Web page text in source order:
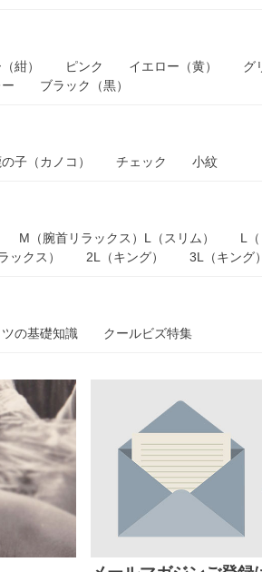
紺） ピンク イエロー（黄） グ
ブラック（黒）
の子（カノコ） チェック 小紋
M（腕首リラックス） L（スリム） L（
ックス） 2L（キング） 3L（キング）
の基礎知識 クールビズ特集